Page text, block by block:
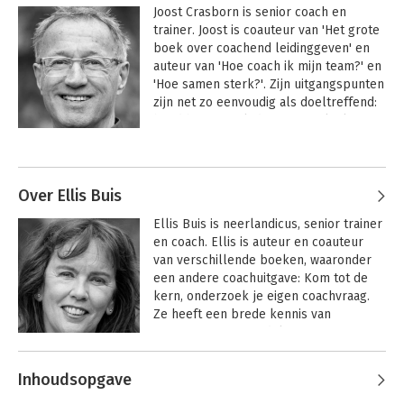
Joost Crasborn is senior coach en
trainer. Joost is coauteur van 'Het grote
boek over coachend leidinggeven' en
auteur van 'Hoe coach ik mijn team?' en
'Hoe samen sterk?'. Zijn uitgangspunten
zijn net zo eenvoudig als doeltreffend:
HOE-boek voor de
Over Ellis Buis
Ellis Buis is neerlandicus, senior trainer
en coach. Ellis is auteur en coauteur
van verschillende boeken, waaronder
een andere coachuitgave: Kom tot de
kern, onderzoek je eigen coachvraag.
Ze heeft een brede kennis van
schriftelijk. Ze is master practitioner
Andere boeken door Ellis Buis
Inhoudsopgave